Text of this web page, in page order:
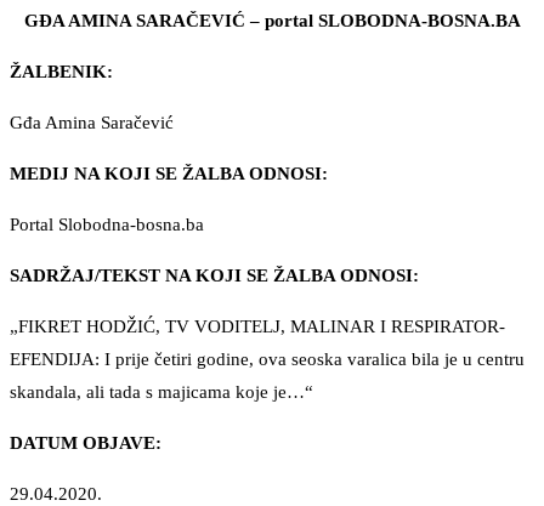
GĐA AMINA SARAČEVIĆ – portal SLOBODNA-BOSNA.BA
ŽALBENIK:
Gđa Amina Saračević
MEDIJ NA KOJI SE ŽALBA ODNOSI:
Portal Slobodna-bosna.ba
SADRŽAJ/TEKST NA KOJI SE ŽALBA ODNOSI:
„FIKRET HODŽIĆ, TV VODITELJ, MALINAR I RESPIRATOR-
EFENDIJA: I prije četiri godine, ova seoska varalica bila je u centru
skandala, ali tada s majicama koje je…“
DATUM OBJAVE:
29.04.2020.